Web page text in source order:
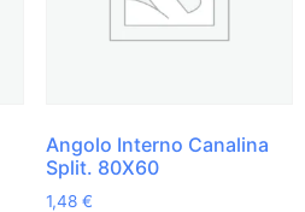
Angolo Interno Canalina
Split. 80X60
1,48 €